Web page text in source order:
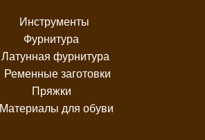
Инструменты
Фурнитура
Латунная фурнитура
Ременные заготовки
Материалы для обуви
Пряжки